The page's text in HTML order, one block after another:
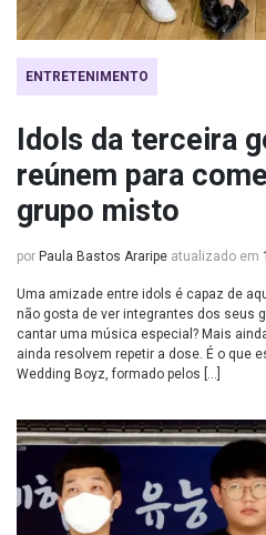
ENTRETENIMENTO
Idols da terceira
reúnem para
grupo misto
por Paula Bastos Araripe atualizado em
Uma amizade entre idols é capaz de
não gosta de ver integrantes dos seus
cantar uma música especial? Mais
ainda resolvem repetir a dose. É o que
Wedding Boyz, formado pelos […]